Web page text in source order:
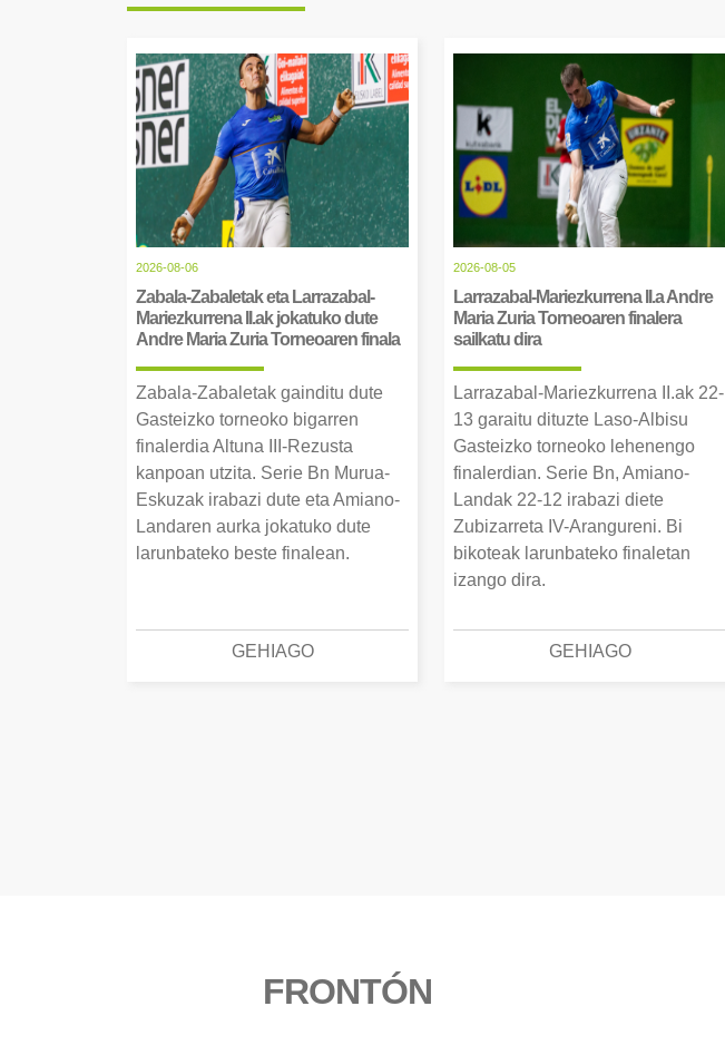
2026-08-06
Zabala-Zabaletak eta Larrazabal-
Mariezkurrena II.ak jokatuko dute
Andre Maria Zuria Torneoaren finala
Zabala-Zabaletak gainditu dute
Gasteizko torneoko bigarren
finalerdia Altuna III-Rezusta
kanpoan utzita. Serie Bn Murua-
Eskuzak irabazi dute eta Amiano-
Landaren aurka jokatuko dute
larunbateko beste finalean.
GEHIAGO
2026-08-05
Larrazabal-Mariezkurrena II.a Andre
Maria Zuria Torneoaren finalera
sailkatu dira
Larrazabal-Mariezkurrena II.ak 22-
13 garaitu dituzte Laso-Albisu
Gasteizko torneoko lehenengo
finalerdian. Serie Bn, Amiano-
Landak 22-12 irabazi diete
Zubizarreta IV-Arangureni. Bi
bikoteak larunbateko finaletan
izango dira.
GEHIAGO
FRONTÓN